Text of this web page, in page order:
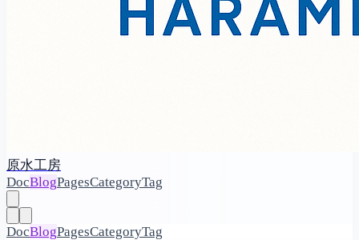
原水工房
DocBlogPagesCategoryTag
DocBlogPagesCategoryTag